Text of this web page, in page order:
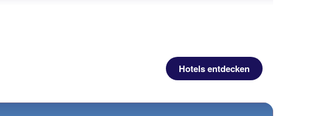
Hotels entdecken